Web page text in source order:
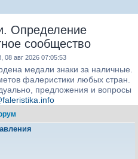
Определение
сообщество
08 авг 2026 07:05:53
медали знаки за наличные.
фалеристики любых стран.
предложения и вопросы